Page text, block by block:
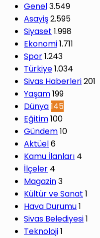
Genel3.549
Asayiş2.595
Siyaset 1.998
Ekonomi1.711
Spor1.243
Türkiye1.034
Sivas Haberleri201
Yaşam199
Dünya145
Eğitim100
Gündem10
Aktüel6
Kamu İlanları 4
İlçeler 4
Magazin3
Kültür ve Sanat 1
Hava Durumu1
Sivas Belediyesi1
Teknoloji1